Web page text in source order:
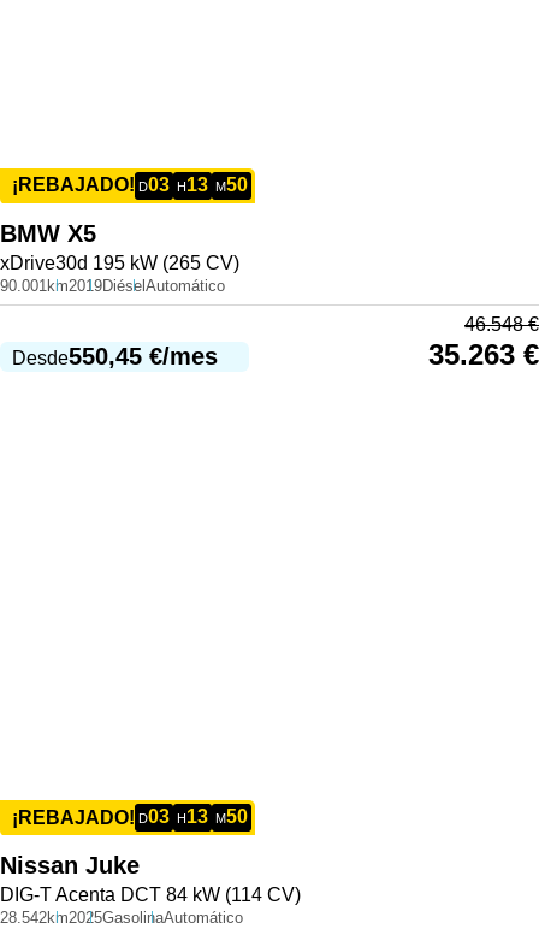
¡REBAJADO! D03 H13 M50
BMW X5
xDrive30d 195 kW (265 CV)
90.001km2019DiéselAutomático
Desde550,45 €/mes
46.548€
35.263 €
¡REBAJADO! D03 H13 M50
Nissan Juke
DIG-T Acenta DCT 84 kW (114 CV)
28.542km2025GasolinaAutomático